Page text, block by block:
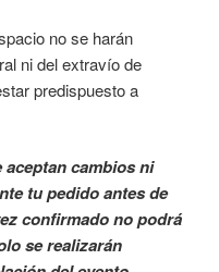
no se harán
ni del extravío de
predispuesto a
cambios ni
tu pedido antes de
confirmado no podrá
se realizarán